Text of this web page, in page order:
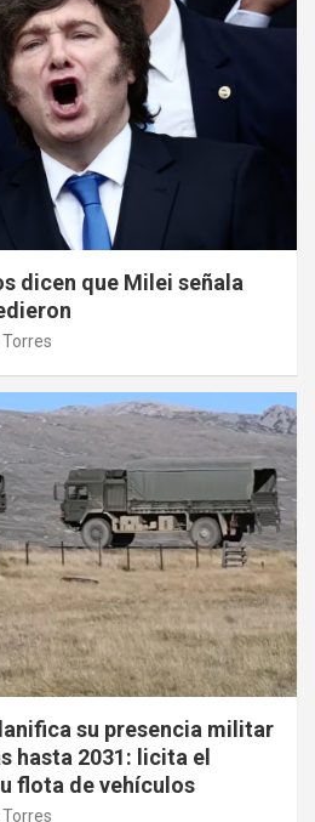
dicen que Milei señala
su presencia militar
hasta 2031: licita el
flota de vehículos